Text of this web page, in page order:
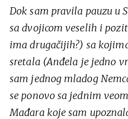
Dok sam pravila pauzu u
sa dvojicom veselih i
ima drugačijih?) sa
sretala (Anđela je jedno
sam jednog mladog
se ponovo sa jednim
Mađara koje sam